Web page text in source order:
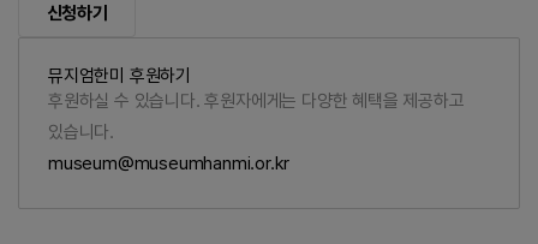
신청하기
뮤지엄한미 후원하기
후원하실 수 있습니다. 후원자에게는 다양한 혜택을 제공하고
있습니다.
museum@museumhanmi.or.kr